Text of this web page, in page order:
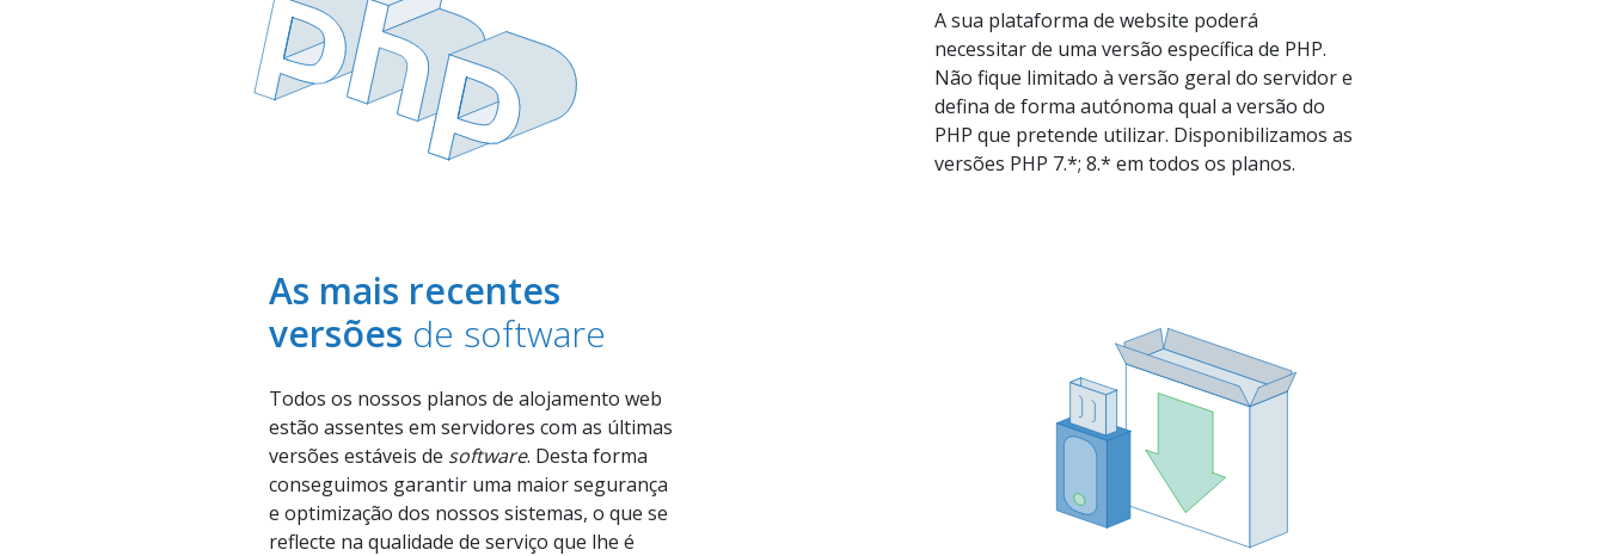
A sua plataforma de website poderá
necessitar de uma versão específica de PHP.
Não fique limitado à versão geral do servidor e
defina de forma autónoma qual a versão do
PHP que pretende utilizar. Disponibilizamos as
versões PHP 7.*; 8.* em todos os planos.
As mais recentes
versões de software
Todos os nossos planos de alojamento web
estão assentes em servidores com as últimas
versões estáveis de software. Desta forma
conseguimos garantir uma maior segurança
e optimização dos nossos sistemas, o que se
reflecte na qualidade de serviço que lhe é
Autorizo o tratamento do meu endereço de email
para fins de contacto comercial e/ou informativo.